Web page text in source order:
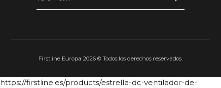
Firstline Europa 2026 © Todos los derechos reservados.
https://firstline.es/products/estrella-dc-ventilador-de-